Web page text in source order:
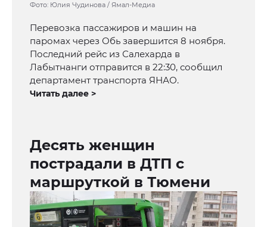
Фото: Юлия Чудинова / Ямал-Медиа
Перевозка пассажиров и машин на
паромах через Обь завершится 8 ноября.
Последний рейс из Салехарда в
Лабытнанги отправится в 22:30, сообщил
департамент транспорта ЯНАО.
Читать далее >
Десять женщин
пострадали в ДТП с
маршруткой в Тюмени